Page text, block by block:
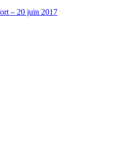
– 20 juin 2017